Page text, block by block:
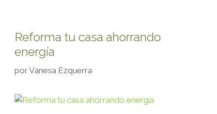
Reforma tu casa ahorrando
energía
porVanesa Ezquerra